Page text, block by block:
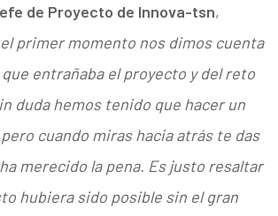
de Proyecto de Innova-tsn,
primer momento nos dimos cuenta
entrañaba el proyecto y del reto
duda hemos tenido que hacer un
cuando miras hacia atrás te das
merecido la pena. Es justo resaltar
hubiera sido posible sin el gran